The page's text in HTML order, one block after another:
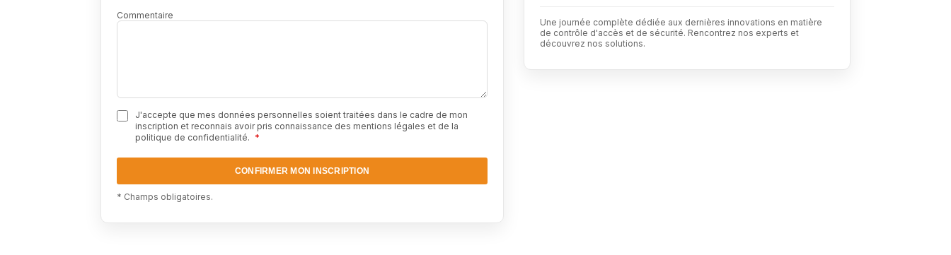
Commentaire
J'accepte que mes données personnelles soient traitées dans le cadre de mon
inscription et reconnais avoir pris connaissance des mentions légales et de la
politique de confidentialité. *
CONFIRMER MON INSCRIPTION
* Champs obligatoires.
Une journée complète dédiée aux dernières innovations en matière
de contrôle d'accès et de sécurité. Rencontrez nos experts et
découvrez nos solutions.